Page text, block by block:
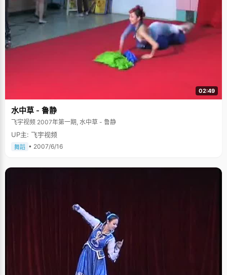
02:49
水中草 - 鲁静
飞宇视频 2007年第一期, 水中草 - 鲁静
UP主: 飞宇视频
舞蹈 • 2007/6/16